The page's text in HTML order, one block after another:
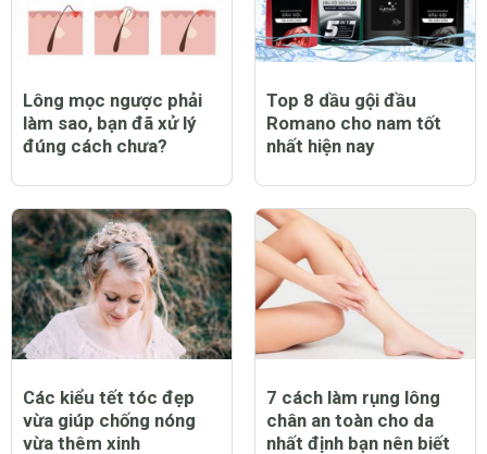
Lông mọc ngược phải
làm sao, bạn đã xử lý
đúng cách chưa?
Top 8 dầu gội đầu
Romano cho nam tốt
nhất hiện nay
Các kiểu tết tóc đẹp
vừa giúp chống nóng
vừa thêm xinh
7 cách làm rụng lông
chân an toàn cho da
nhất định bạn nên biết